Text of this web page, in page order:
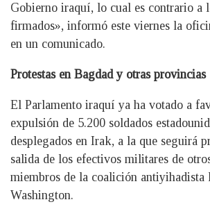
Gobierno iraquí, lo cual es contrario a
firmados», informó este viernes la
en un comunicado.
Protestas en Bagdad y otras provincias
El Parlamento iraquí ya ha votado a
expulsión de 5.200 soldados
desplegados en Irak, a la que seguirá
salida de los efectivos militares de
miembros de la coalición antiyihadista
Washington.